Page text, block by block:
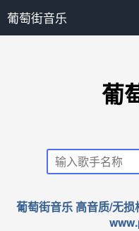
葡萄街音乐
葡
葡萄街音乐 高音质/无